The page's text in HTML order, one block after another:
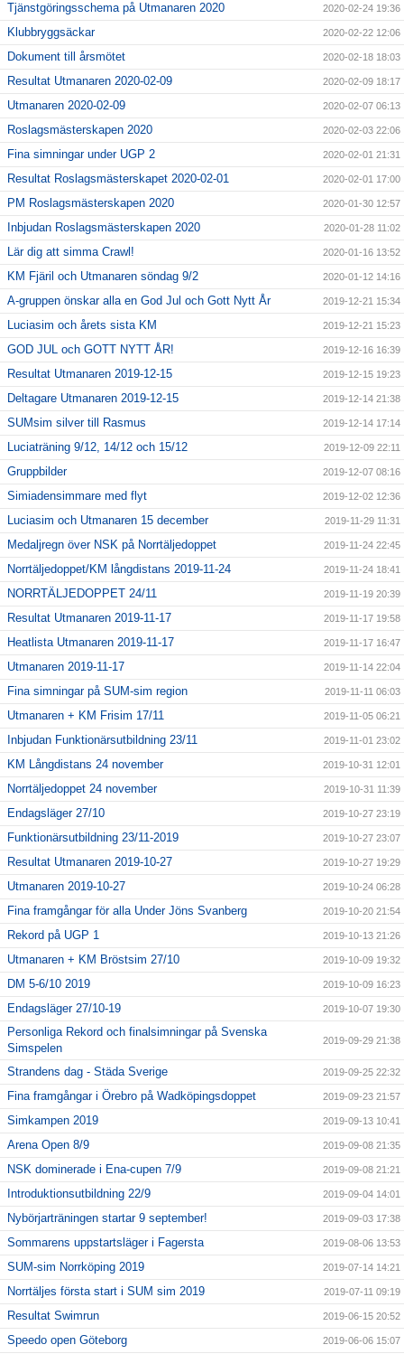
Tjänstgöringsschema på Utmanaren 2020 2020-02-24 19:36
Klubbryggsäckar 2020-02-22 12:06
Dokument till årsmötet 2020-02-18 18:03
Resultat Utmanaren 2020-02-09 2020-02-09 18:17
Utmanaren 2020-02-09 2020-02-07 06:13
Roslagsmästerskapen 2020 2020-02-03 22:06
Fina simningar under UGP 2 2020-02-01 21:31
Resultat Roslagsmästerskapet 2020-02-01 2020-02-01 17:00
PM Roslagsmästerskapen 2020 2020-01-30 12:57
Inbjudan Roslagsmästerskapen 2020 2020-01-28 11:02
Lär dig att simma Crawl! 2020-01-16 13:52
KM Fjäril och Utmanaren söndag 9/2 2020-01-12 14:16
A-gruppen önskar alla en God Jul och Gott Nytt År 2019-12-21 15:34
Luciasim och årets sista KM 2019-12-21 15:23
GOD JUL och GOTT NYTT ÅR! 2019-12-16 16:39
Resultat Utmanaren 2019-12-15 2019-12-15 19:23
Deltagare Utmanaren 2019-12-15 2019-12-14 21:38
SUMsim silver till Rasmus 2019-12-14 17:14
Luciaträning 9/12, 14/12 och 15/12 2019-12-09 22:11
Gruppbilder 2019-12-07 08:16
Simiadensimmare med flyt 2019-12-02 12:36
Luciasim och Utmanaren 15 december 2019-11-29 11:31
Medaljregn över NSK på Norrtäljedoppet 2019-11-24 22:45
Norrtäljedoppet/KM långdistans 2019-11-24 2019-11-24 18:41
NORRTÄLJEDOPPET 24/11 2019-11-19 20:39
Resultat Utmanaren 2019-11-17 2019-11-17 19:58
Heatlista Utmanaren 2019-11-17 2019-11-17 16:47
Utmanaren 2019-11-17 2019-11-14 22:04
Fina simningar på SUM-sim region 2019-11-11 06:03
Utmanaren + KM Frisim 17/11 2019-11-05 06:21
Inbjudan Funktionärsutbildning 23/11 2019-11-01 23:02
KM Långdistans 24 november 2019-10-31 12:01
Norrtäljedoppet 24 november 2019-10-31 11:39
Endagsläger 27/10 2019-10-27 23:19
Funktionärsutbildning 23/11-2019 2019-10-27 23:07
Resultat Utmanaren 2019-10-27 2019-10-27 19:29
Utmanaren 2019-10-27 2019-10-24 06:28
Fina framgångar för alla Under Jöns Svanberg 2019-10-20 21:54
Rekord på UGP 1 2019-10-13 21:26
Utmanaren + KM Bröstsim 27/10 2019-10-09 19:32
DM 5-6/10 2019 2019-10-09 16:23
Endagsläger 27/10-19 2019-10-07 19:30
Personliga Rekord och finalsimningar på Svenska
Simspelen
2019-09-29 21:38
Strandens dag - Städa Sverige 2019-09-25 22:32
Fina framgångar i Örebro på Wadköpingsdoppet 2019-09-23 21:57
Simkampen 2019 2019-09-13 10:41
Arena Open 8/9 2019-09-08 21:35
NSK dominerade i Ena-cupen 7/9 2019-09-08 21:21
Introduktionsutbildning 22/9 2019-09-04 14:01
Nybörjarträningen startar 9 september! 2019-09-03 17:38
Sommarens uppstartsläger i Fagersta 2019-08-06 13:53
SUM-sim Norrköping 2019 2019-07-14 14:21
Norrtäljes första start i SUM sim 2019 2019-07-11 09:19
Resultat Swimrun 2019-06-15 20:52
Speedo open Göteborg 2019-06-06 15:07